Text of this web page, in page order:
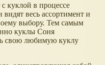
куклой в процессе
весь ассортимент и
выбору. Тем самым
куклы Соня
свою любимую куклу